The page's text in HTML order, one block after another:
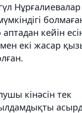
Нұрғалиевалар
кейін
екі жасар
кінәсін тек